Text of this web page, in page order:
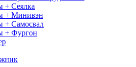
+ Сеялка
+ Минивэн
+ Самосвал
+ Фургон